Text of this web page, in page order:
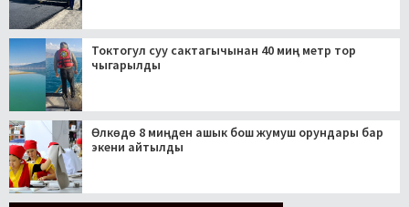
Токтогул суу сактагычынан 40 миң метр тор
чыгарылды
Өлкөдө 8 миңден ашык бош жумуш орундары бар
экени айтылды